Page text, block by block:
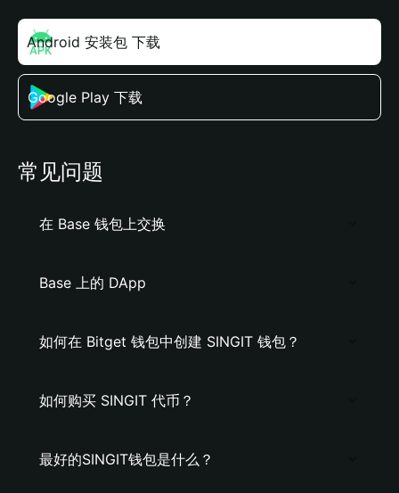
Android 安装包 下载
Google Play 下载
常见问题
在 Base 钱包上交换
Base 上的 DApp
如何在 Bitget 钱包中创建 SINGIT 钱包？
如何购买 SINGIT 代币？
最好的SINGIT钱包是什么？